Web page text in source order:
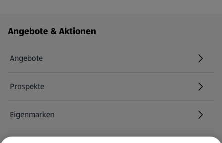
Fußzeilenmenü - weitere Links
Angebote & Aktionen
Angebote
Prospekte
Eigenmarken